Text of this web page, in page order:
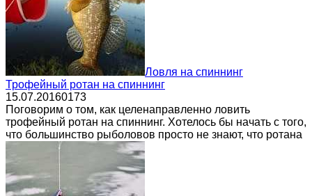
Ловля на спиннинг
Трофейный ротан на спиннинг
15.07.20160173
Поговорим о том, как целенаправленно ловить
трофейный ротан на спиннинг. Хотелось бы начать с того,
что большинство рыболовов просто не знают, что ротана